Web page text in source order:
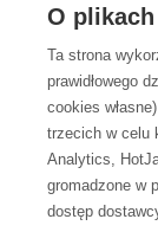
O
Ta strona
prawidłowego
cookies
trzecich w celu
Analytics,
gromadzone w
dostęp